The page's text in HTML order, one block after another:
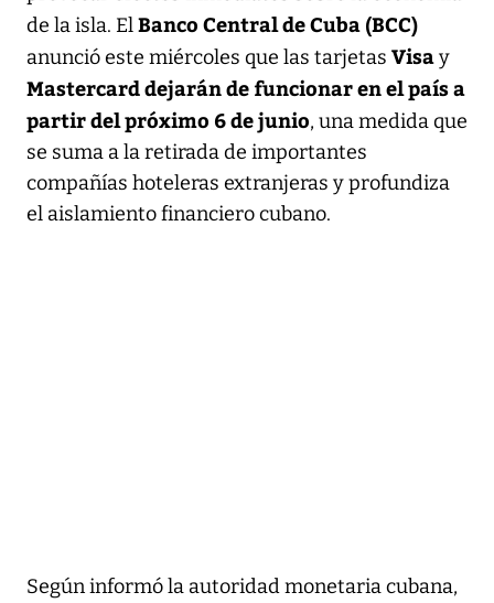
de la isla. ElBanco Central de Cuba (BCC)
anunció este miércoles que las tarjetas Visay
Mastercard dejarán de funcionar en el país a
partir del próximo 6 de junio, una medida que
se suma a la retirada de importantes
compañías hoteleras extranjeras y profundiza
el aislamiento financiero cubano.
Según informó la autoridad monetaria cubana,